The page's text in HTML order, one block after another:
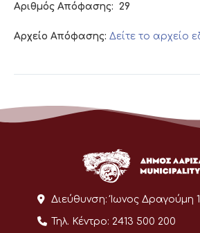
Αριθμός Απόφασης: 29
Αρχείο Απόφασης: Δείτε το αρχείο
Διεύθυνση: Ίωνος Δραγούμη
Τηλ. Κέντρο: 2413 500 200